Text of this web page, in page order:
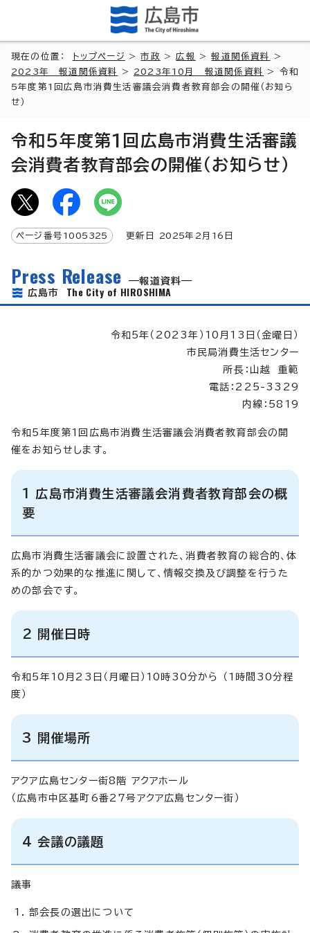
現在の位置： トップページ >市政 >広報 >報道関係資料
>
2023年 報道関係資料
> 2023年10月 報道関係資料
> 令和
5年度第1回広島市消費生活審議会消費者教育部会の開催（お知ら
せ）
令和5年度第1回広島市消費生活審議
会消費者教育部会の開催（お知らせ）
ページ番号 1005325 更新日 2025年2月 16 日
Press Release
報道資料
広島市 The City of HIROSHIMA
令和5年（2023年）10月13日（金曜日）
市民局消費生活センター
所長：山越 重範
電話：225-3329
内線：5819
令和5年度第1回広島市消費生活審議会消費者教育部会の開
催をお知らせします。
1 広島市消費生活審議会消費者教育部会の概
要
広島市消費生活審議会に設置された、消費者教育の総合的、体
系的かつ効果的な推進に関して、情報交換及び調整を行うた
めの部会です。
2 開催日時
令和5年10月23日（月曜日）10時30分から （1時間30分程
度）
3 開催場所
アクア広島センター街8階 アクアホール
（広島市中区基町6番27号アクア広島センター街）
4 会議の議題
議事
部会長の選出について